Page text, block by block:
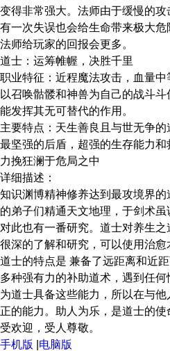
变得非常强大。法师由于缓慢的
有一次失误也会给生命带来极大危
法师给玩家的回报会更多。
道士：运筹帷幄，决胜千里
职业特征：近程魔法攻击，血量
以召唤骷髅和神兽为自己的战斗
能发挥其无可替代的作用。
主要特点：天生善良且与世无争
最坚强的后盾，超强的生存能力
力挽狂澜于危局之中
详细描述：
知识渊博精神修养达到最攻境界
的弟子们精通天文地理，于剑术
对此也有一番研究。道士对养生
很深的了解和研究，可以使用治愈
道士的特点是 兼备了远距离和近
多种强有力的补助道术，遇到任
为道士具备这些能力，所以在与
正的能力。助人为乐，是道士的
受欢迎，受人尊敬。
手机版
电脑版